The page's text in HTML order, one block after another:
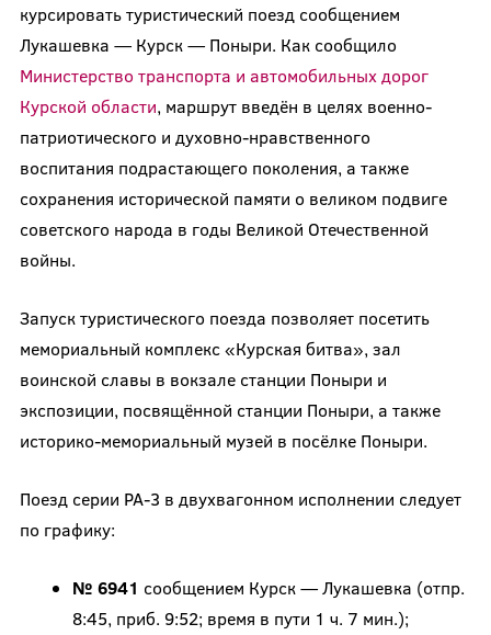
курсировать туристический поезд сообщением
Лукашевка — Курск — Поныри. Как сообщило
Министерство транспорта и автомобильных дорог
Курской области, маршрут введён в целях военно-
патриотического и духовно-нравственного
воспитания подрастающего поколения, а также
сохранения исторической памяти о великом подвиге
советского народа в годы Великой Отечественной
войны.
Запуск туристического поезда позволяет посетить
мемориальный комплекс «Курская битва», зал
воинской славы в вокзале станции Поныри и
экспозиции, посвящённой станции Поныри, а также
историко-мемориальный музей в посёлке Поныри.
Поезд серии РА-3 в двухвагонном исполнении следует
по графику:
№ 6941 сообщением Курск — Лукашевка (отпр.
8:45, приб. 9:52; время в пути 1 ч. 7 мин.);